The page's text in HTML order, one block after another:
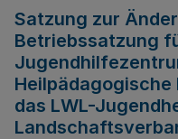
Satzung zur
Betriebssatzung
Heilpädagogische
das LWL-